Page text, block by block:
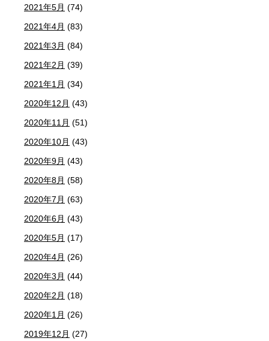
2021年5月 (74)
2021年4月 (83)
2021年3月 (84)
2021年2月 (39)
2021年1月 (34)
2020年12月 (43)
2020年11月 (51)
2020年10月 (43)
2020年9月 (43)
2020年8月 (58)
2020年7月 (63)
2020年6月 (43)
2020年5月 (17)
2020年4月 (26)
2020年3月 (44)
2020年2月 (18)
2020年1月 (26)
2019年12月 (27)